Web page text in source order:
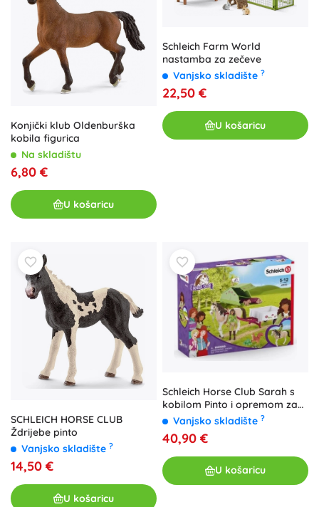
Konjički klub Oldenburška
kobila figurica
Na skladištu
6,80 €
U košaricu
Schleich Farm World
nastamba za zečeve
Vanjsko skladište ?
22,50 €
U košaricu
SCHLEICH HORSE CLUB
Ždrijebe pinto
Vanjsko skladište ?
14,50 €
U košaricu
Schleich Horse Club Sarah s
kobilom Pinto i opremom za
kampiranje
Vanjsko skladište ?
40,90 €
U košaricu